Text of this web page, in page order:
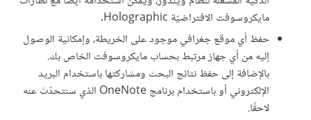
مايكروسوفت الافتراضيّة Holographic.
حفظ أي موقع جغرافي موجود على الخريطة، وإمكانية الوصول
إليه من أي جهاز مرتبط بحساب مايكروسوفت الخاص بك.
بالإضافة إلى حفظ نتائج البحث ومشاركتها باستخدام البريد
الإلكتروني أو باستخدام برنامج OneNote الذي سنتحدّث عنه
لاحقًا.